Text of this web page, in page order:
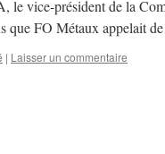
le vice-président de la
que FO Métaux appelait
| Laisser un commentaire